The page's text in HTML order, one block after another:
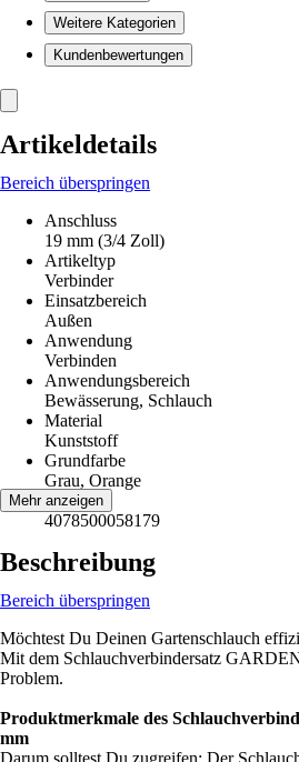
Weitere Kategorien
Kundenbewertungen
Artikeldetails
Bereich überspringen
Anschluss
19 mm (3/4 Zoll)
Artikeltyp
Verbinder
Einsatzbereich
Außen
Anwendung
Verbinden
Anwendungsbereich
Bewässerung, Schlauch
Material
Kunststoff
Grundfarbe
Grau, Orange
EAN
4078500058179
Mehr anzeigen
Beschreibung
Bereich überspringen
Möchtest Du Deinen Gartenschlauch
Mit dem Schlauchverbindersatz
Problem.
Produktmerkmale des
mm
Darum solltest Du zugreifen: Der